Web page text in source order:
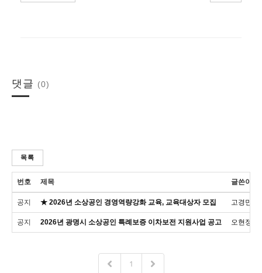
댓글 (0)
목록
번호 제목 글쓴이
공지 ★ 2026년 소상공인 경영역량강화 교육, 교육대상자 모집 고경민
공지 2026년 광명시 소상공인 특례보증 이차보전 지원사업 공고 오현정
1